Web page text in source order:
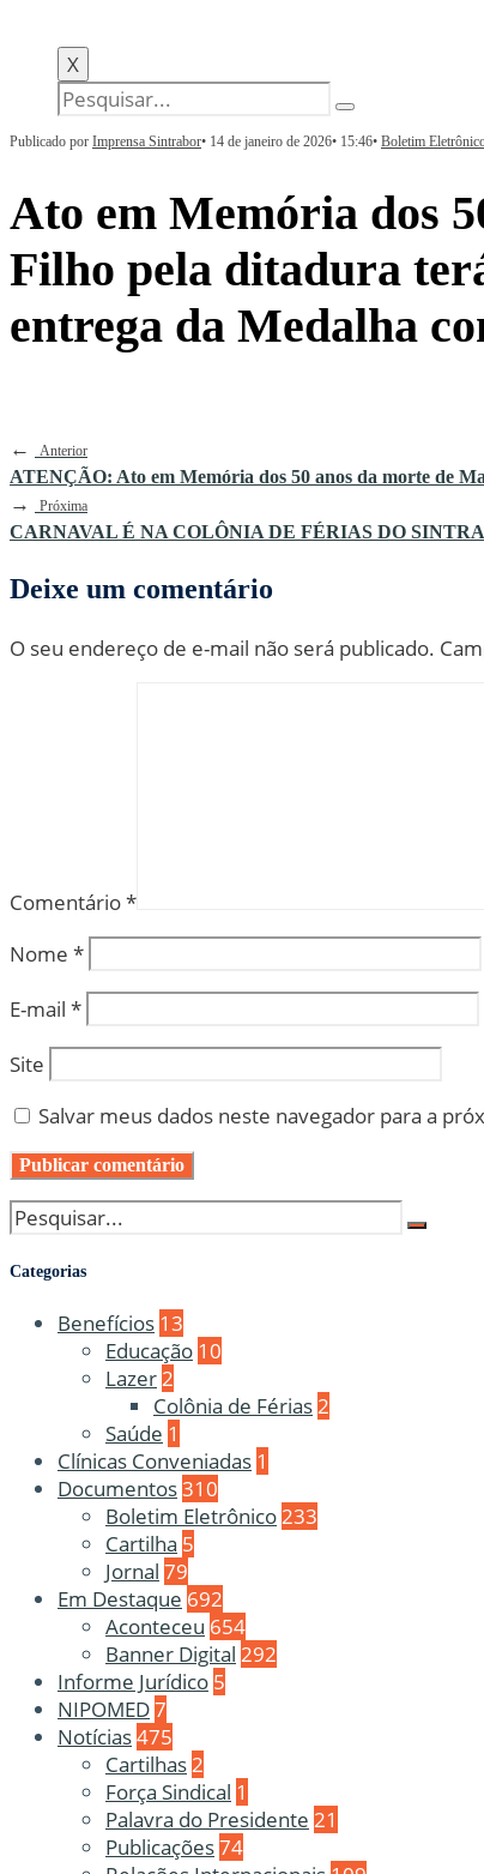
X
Publicado por Imprensa Sintrabor• 14 de janeiro de 2026• 15:46• Boletim
Ato em Memória dos
Filho pela ditadura
entrega da Medalha
← Anterior
ATENÇÃO: Ato em Memória dos 50 anos da morte de
→ Próxima
CARNAVAL É NA COLÔNIA DE FÉRIAS DO
Deixe um comentário
O seu endereço de e-mail não será publicado.
Comentário*
Nome *
E-mail *
Site
Salvar meus dados neste navegador para a
Categorias
Benefícios 13
Educação 10
Lazer2
Colônia de Férias2
Saúde 1
Clínicas Conveniadas 1
Documentos310
Boletim Eletrônico233
Cartilha 5
Jornal 79
Em Destaque 692
Aconteceu 654
Banner Digital 292
Informe Jurídico 5
NIPOMED7
Notícias475
Cartilhas2
Força Sindical 1
Palavra do Presidente 21
Publicações74